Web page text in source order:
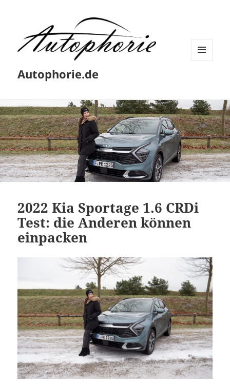
Autophorie.de
2022 Kia Sportage 1.6 CRDi
Test: die Anderen können
einpacken